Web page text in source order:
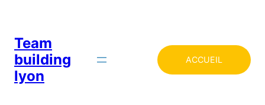
Team
building
lyon
ACCUEIL